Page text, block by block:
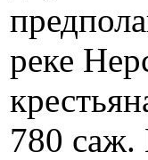
реке
780 саж.